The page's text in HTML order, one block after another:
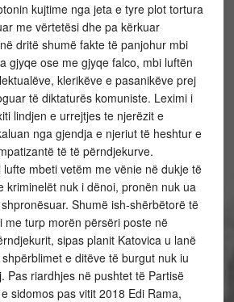
kujtime nga jeta e tyre plot tortura
me vërtetësi dhe pa kërkuar
dritë shumë fakte të panjohur mbi
gjyqe ose me gjyqe falco, mbi luftën
klerikëve e pasanikëve prej
të diktaturës komuniste. Leximi i
lindjen e urrejtjes te njerëzit e
nga gjendja e njeriut të heshtur e
të të përndjekurve.
mbeti vetëm me vënie në dukje të
kriminelët nuk i dënoi, pronën nuk ua
Shumë ish-shërbëtorë të
me turp morën përsëri poste në
sipas planit Katovica u lanë
e ditëve të burgut nuk iu
Pas riardhjes në pushtet të Partisë
sidomos pas vitit 2018 Edi Rama,